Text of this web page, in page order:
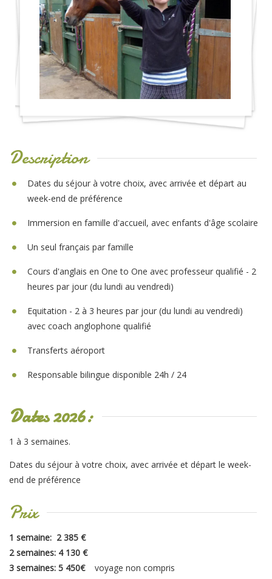
Description
Dates du séjour à votre choix, avec arrivée et départ au
week-end de préférence
Immersion en famille d'accueil, avec enfants d'âge scolaire
Un seul français par famille
Cours d'anglais en One to One avec professeur qualifié - 2
heures par jour (du lundi au vendredi)
Equitation - 2 à 3 heures par jour (du lundi au vendredi)
avec coach anglophone qualifié
Transferts aéroport
Responsable bilingue disponible 24h / 24
Dates 2026:
1 à 3 semaines.
Dates du séjour à votre choix, avec arrivée et départ le week-
end de préférence
Prix
1 semaine: 2 385 €
2 semaines: 4 130 €
3 semaines: 5 450€ voyage non compris